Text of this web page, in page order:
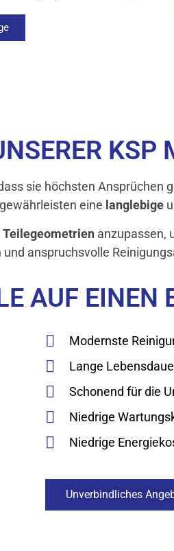
KSP
sie höchsten Ansprüchen
eine langlebige
Teilegeometrien anzupassen,
anspruchsvolle
AUF EINEN
Modernste
Lange
Schonend für die
Niedrige
Niedrige
Unverbindliches